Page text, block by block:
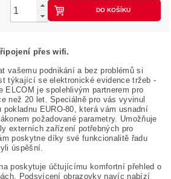
přes wifi.
vašemu podnikání a bez problémů si
týkající se elektronické evidence tržeb -
ELCOM je spolehlivým partnerem pro
než 20 let. Speciálně pro vás vyvinul
pokladnu EURO-80, která vám usnadní
požadované parametry. Umožňuje
externích zařízení potřebných pro
poskytne díky své funkcionalitě řadu
úspěšní.
poskytuje účtujícímu komfortní přehled o
Podsvícení obrazovky navíc nabízí